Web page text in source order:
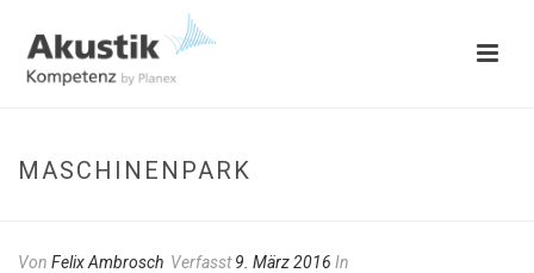
MASCHINENPARK
Von Felix Ambrosch Verfasst9. März 2016 In